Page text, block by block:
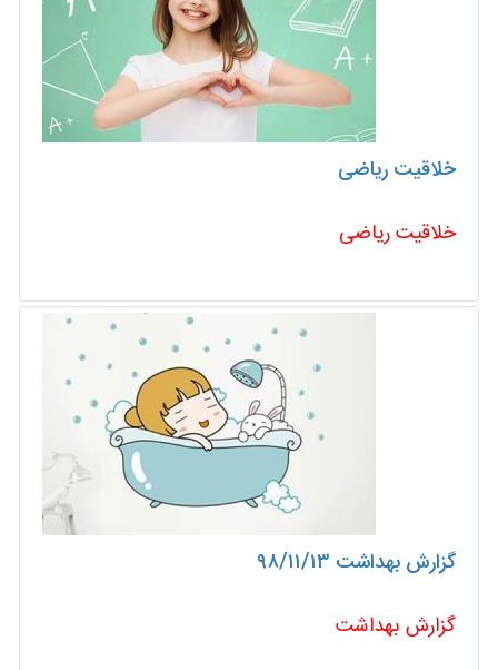
خلاقیت ریاضی
خلاقیت ریاضی
گزارش بهداشت ۹۸/۱۱/۱۳
گزارش بهداشت